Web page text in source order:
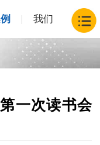
我们
一次读书会